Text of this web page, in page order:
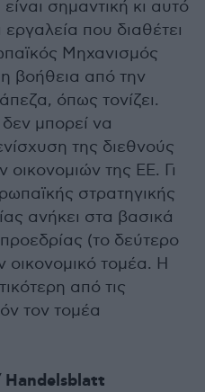
σημαντική κι αυτό
που διαθέτει
Μηχανισμός
βοήθεια από την
όπως τονίζει.
μπορεί να
της διεθνούς
οικονομιών της ΕΕ. Γι
στρατηγικής
ανήκει στα βασικά
(το δεύτερο
τομέα. Η
από τις
τον τομέα
Ηandelsblatt